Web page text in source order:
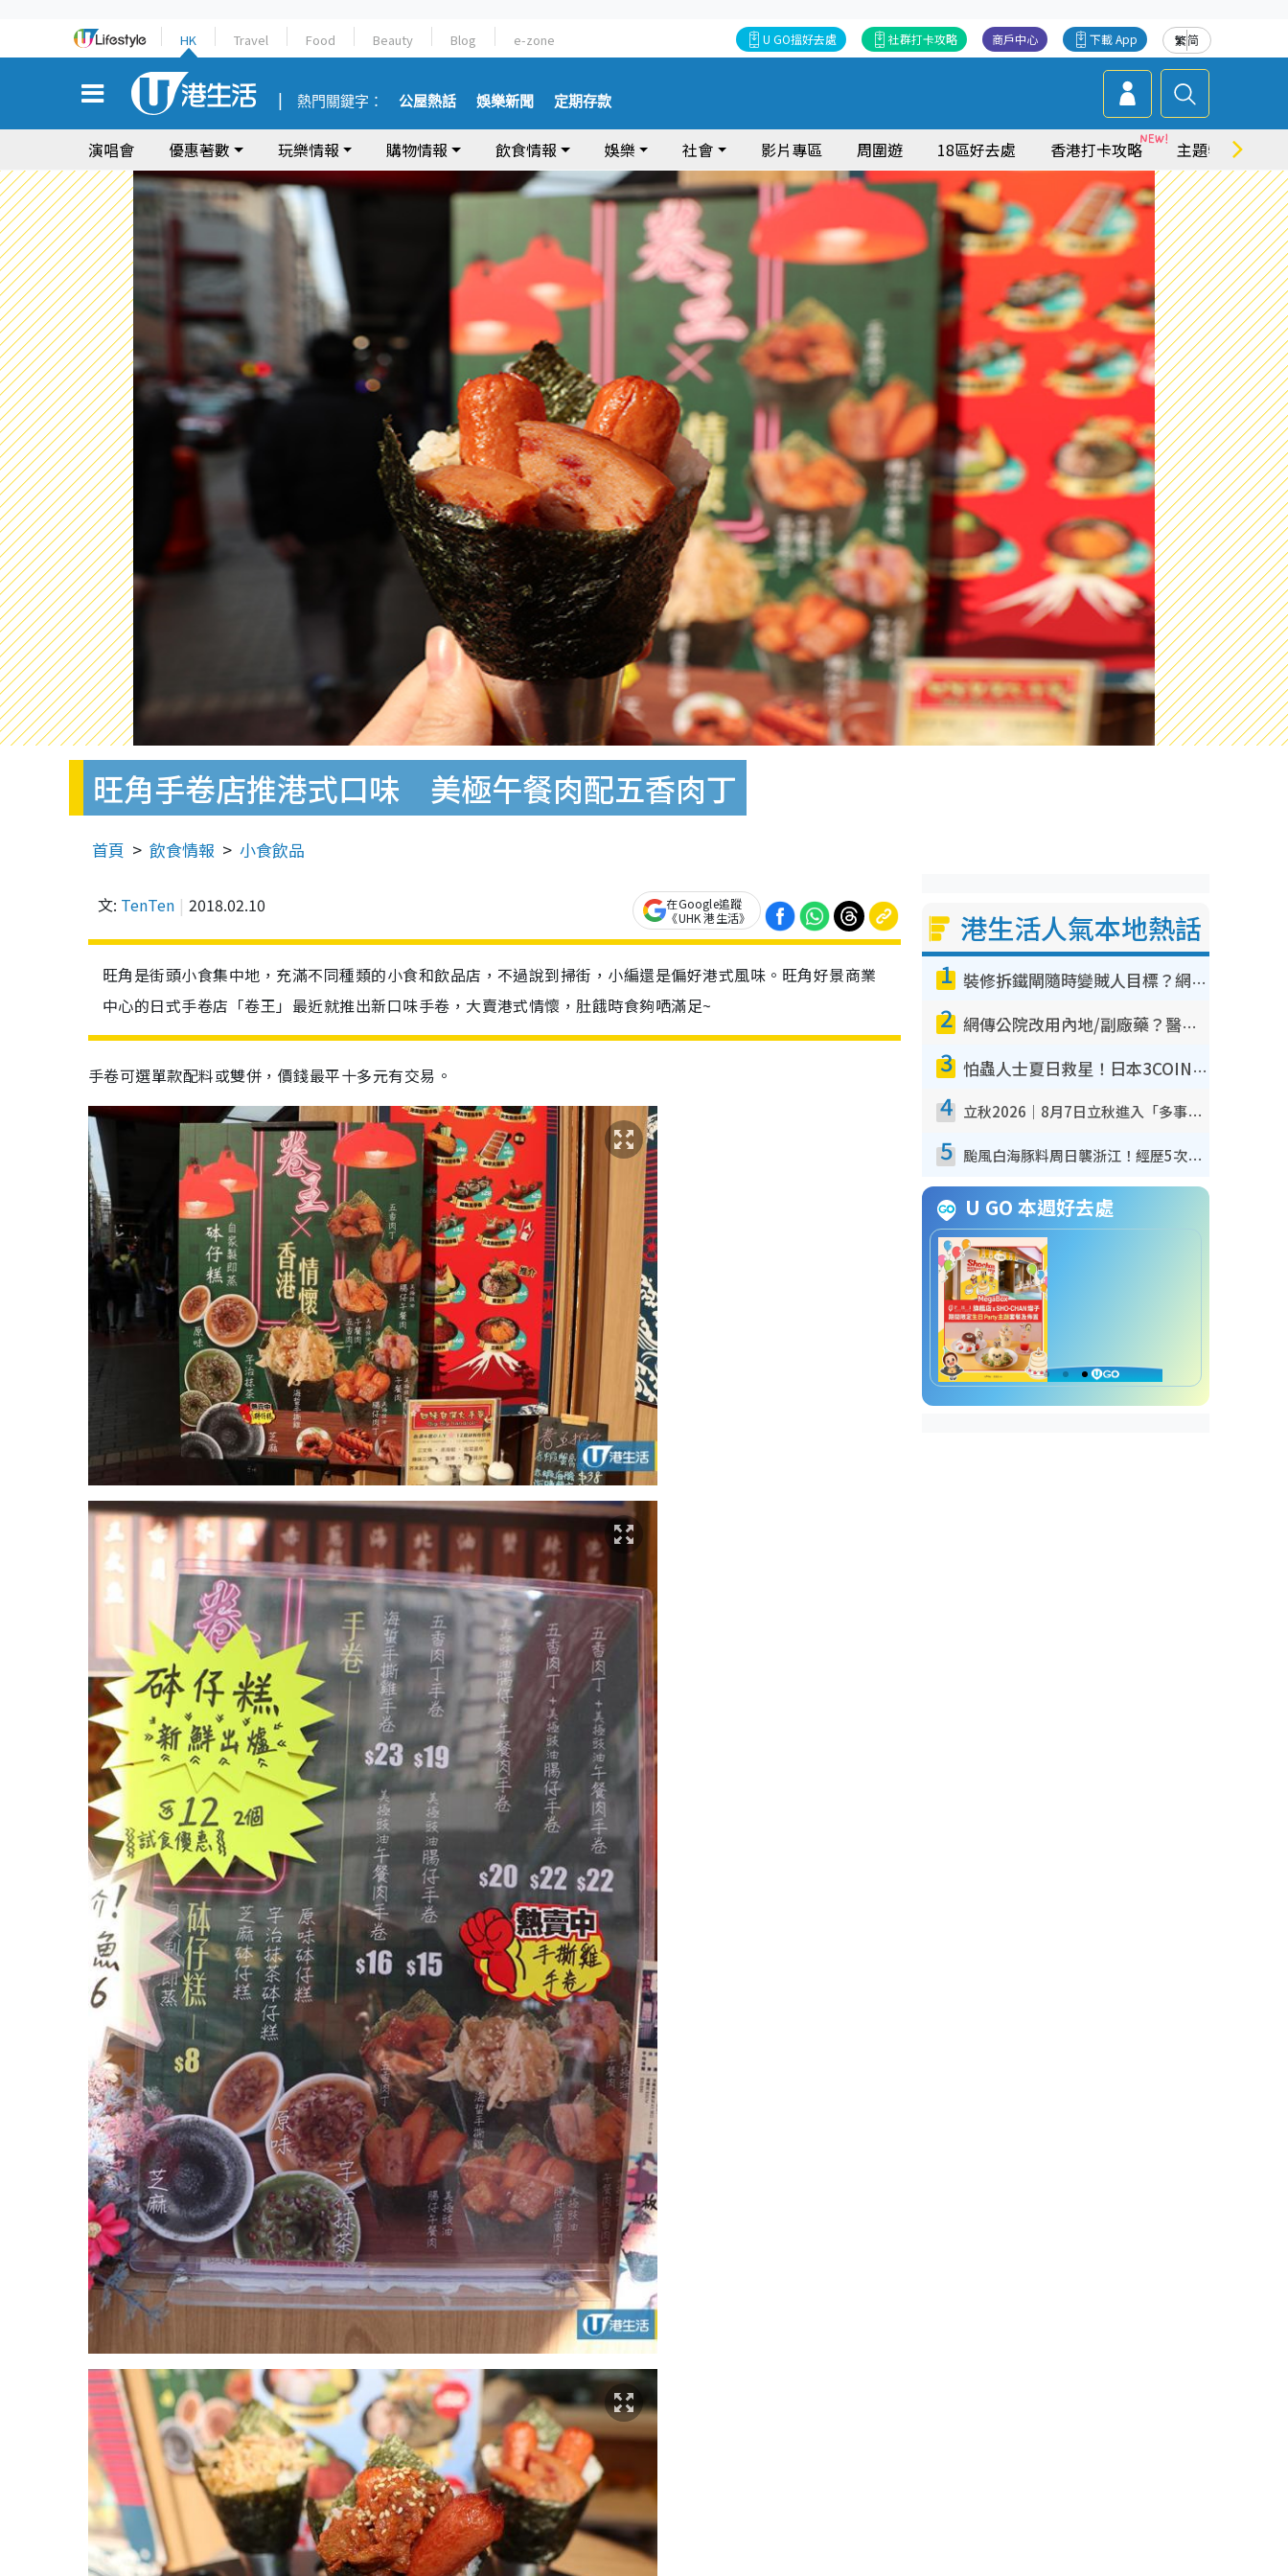
HK Travel Food Beauty Blog e-zone 繁简
下載 App
商戶中心
社群打卡攻略
U GO搵好去處
熱門關鍵字： 公屋熱話 娛樂新聞 定期存款
演唱會 優惠著數 玩樂情報 購物情報 飲食情報 娛樂 社會 影片專區 周圍遊 18區好去處 香港打卡攻略 主題特集
旺角手卷店推港式口味 美極午餐肉配五香肉丁
首頁 飲食情報 小食飲品
文: TenTen 2018.02.10
在Google追蹤
《UHK 港生活》
旺角是街頭小食集中地，充滿不同種類的小食和飲品店，不過說到掃街，小編還是偏好港式風味。旺角好景商業
中心的日式手卷店「卷王」最近就推出新口味手卷，大賣港式情懷，肚餓時食夠哂滿足~
手卷可選單款配料或雙併，價錢最平十多元有交易。
港生活人氣本地熱話
1 裝修拆鐵閘隨時變賊人目標？網民揭2大關鍵用途：裝新式等於白裝？附新舊鐵閘分別
2 網傳公院改用內地/副廠藥？醫生拆解正副廠分別 揭4類人換藥隨時出事
3 怕蟲人士夏日救星！日本3COINS爆紅驅蟲神器$45起 1招「全程免觸碰」輕鬆搞定小強
4 立秋2026｜8月7日立秋進入「多事之秋」 3件事唔做得！專家教6招開運 清枱頭／銀包納氣接好運
5 颱風白海豚料周日襲浙江！經歷5次「眼牆置換」極罕見 成登陸內地最長途颱風
U GO 本週好去處